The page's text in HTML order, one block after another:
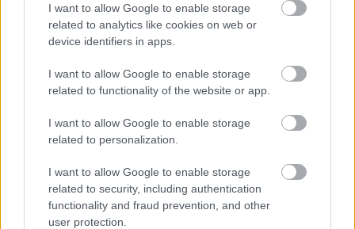
I want to allow Google to enable storage
related to analytics like cookies on web or
device identifiers in apps.
I want to allow Google to enable storage
related to functionality of the website or app.
I want to allow Google to enable storage
related to personalization.
I want to allow Google to enable storage
related to security, including authentication
functionality and fraud prevention, and other
user protection.
Adja meg keresztnevét:
Adja
meg e-mail címét:
Megismertem és elfogadom a
Nem szeretne lemaradni semmiről? Csak egy kattintás, és hírlevelünk a
legfrissebb információkkal és exkluzív tartalmakkal hétről hétre
A SZOL24 legfrissebb 24 cikke